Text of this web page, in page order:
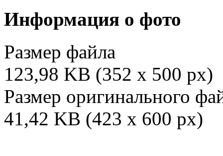
Информация о фото
Размер файла
123,98 KB (352 x 500 px)
Размер оригинального
41,42 KB (423 x 600 px)